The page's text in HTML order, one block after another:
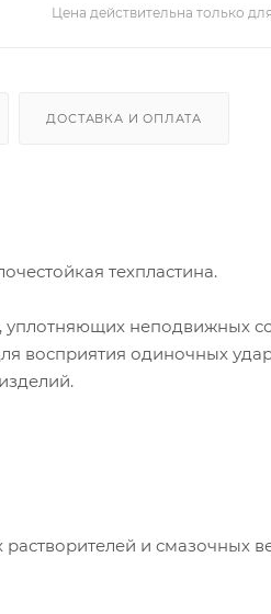
Цена действительна только
ДОСТАВКА И ОПЛАТА
техпластина.
уплотняющих неподвижных
восприятия одиночных
и смазочных